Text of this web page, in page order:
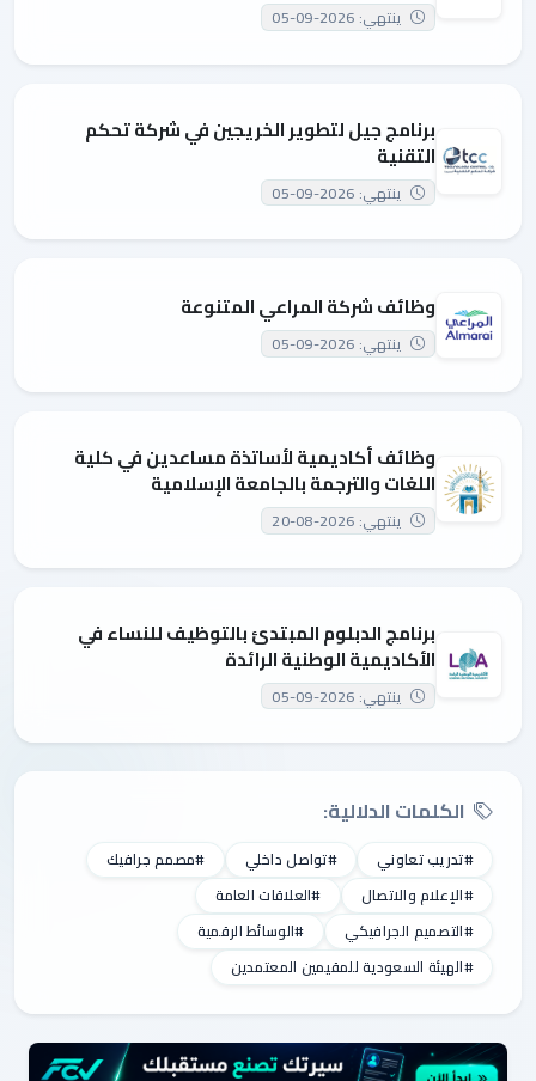
ينتهي: 2026-09-05
برنامج جيل لتطوير الخريجين في شركة تحكم
التقنية
ينتهي: 2026-09-05
وظائف شركة المراعي المتنوعة
ينتهي: 2026-09-05
وظائف أكاديمية لأساتذة مساعدين في كلية
اللغات والترجمة بالجامعة الإسلامية
ينتهي: 2026-08-20
برنامج الدبلوم المبتدئ بالتوظيف للنساء في
الأكاديمية الوطنية الرائدة
ينتهي: 2026-09-05
الكلمات الدلالية:
#تدريب تعاوني #تواصل داخلي
#مصمم جرافيك
#الإعلام والاتصال
#العلاقات العامة
#التصميم الجرافيكي
#الوسائط الرقمية
#الهيئة السعودية للمقيمين المعتمدين